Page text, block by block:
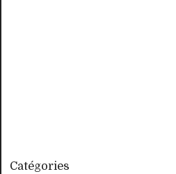
Catégories